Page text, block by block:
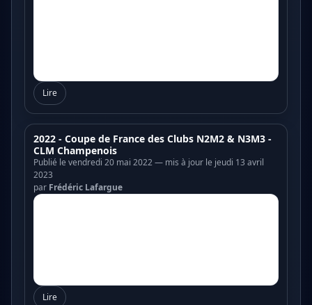
Lire
2022 - Coupe de France des Clubs N2M2 & N3M3 -
CLM Champenois
Publié le vendredi 20 mai 2022 — mis à jour le jeudi 13 avril
2023
par Frédéric Lafargue
Lire